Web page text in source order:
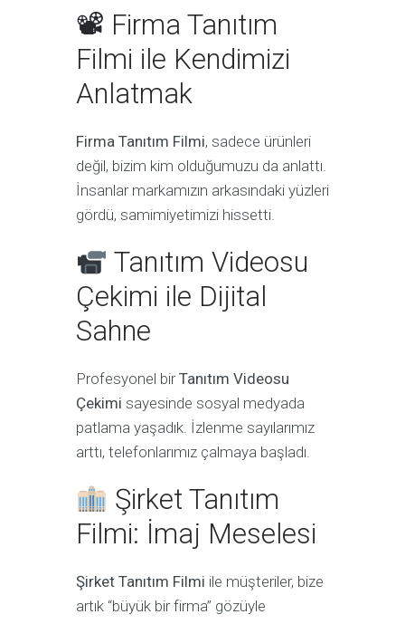
📽 Firma Tanıtım
Filmi ile Kendimizi
Anlatmak
Firma Tanıtım Filmi, sadece ürünleri
değil, bizim kim olduğumuzu da anlattı.
İnsanlar markamızın arkasındaki yüzleri
gördü, samimiyetimizi hissetti.
Tanıtım Videosu
Çekimi ile Dijital
Sahne
Profesyonel birTanıtım Videosu
Çekimi sayesinde sosyal medyada
patlama yaşadık. İzlenme sayılarımız
arttı, telefonlarımız çalmaya başladı.
Şirket Tanıtım
Filmi: İmaj Meselesi
Şirket Tanıtım Filmi ile müşteriler, bize
artık “büyük bir firma” gözüyle